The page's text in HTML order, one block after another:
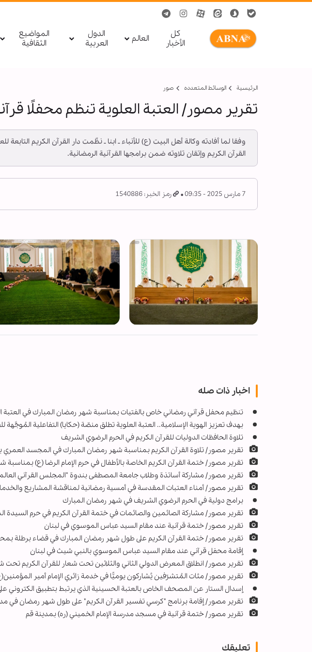
کل
الأخبار
العالم
الدول
العربیة
المواضيع
الثقافية
الرئيسية الوسائط المتعدده صور
تقرير مصور/ العتبة العلوية تنظم محفلًا
وفقا لما أفادته وكالة أهل البيت (ع) للأنباء ـ ابنا ـ نظّمت دار القرآن الكريم
القرآن الكريم وإتقان تلاوته ضمن برامجها القرآنية الرمضانية.
7 مارس 2025 - 09:35 رمز الخبر: 1540886
اخبار ذات صله
تنظيم محفل قرآني رمضاني خاص بالفتيات بمناسبة شهر رمضان المبارك في العتبة
بهدف تعزيز الهوية الإسلامية.. العتبة العلوية تطلق منصّة (حكايا) التفاعلية المُوجَّهة
تلاوة الحافظات الدولیات للقرآن الکریم في الحرم الرضوي الشریف
تقرير مصور/ تلاوة القرآن الكريم بمناسبة شهر رمضان المبارك في المجسد العمري
تقرير مصور/ ختمة القرآن الكريم الخاصة بالأطفال في حرم الإمام الرضا (ع) بمناسبة
تقرير مصور/ مشاركة أساتذة وطلاب جامعة المصطفى بندوة "المجلس القرآني
تقرير مصور/ أمناء العتبات المقدسة في أمسية رمضانية لمناقشة المشاريع
برامج دولیة في الحرم الرضوي الشریف في شهر رمضان المبارك
تقرير مصور/ مشاركة الصائمين والصائمات في ختمة القرآن الكريم في حرم السيدة
تقرير مصور/ ختمة قرآنية عند مقام السيد عباس الموسوي في لبنان
تقرير مصور/ ختمة القرآن الكريم على طول شهر رمضان المبارك في قضاء برطلة
إقامة محفل قرآني عند مقام السيد عباس الموسوي بالنبي شيث في لبنان
تقرير مصور/ انطلاق المعرض الدولي الثاني والثلاثين تحت شعار للقرآن الكريم تحت
تقرير مصور/ مئات المُتشرّفين يُشاركون يوميًّا في خدمة زائري الإمام أمير
إسدال الستار عن المصحف الخاص بالعتبة الحسينية الذي يرتبط بتطبيق الكتروني
تقرير مصور/ إقامة برنامج "كرسي تفسير القرآن الكريم" على طول شهر رمضان في
تقرير مصور/ ختمة قرآنية في مسجد مدرسة الإمام الخميني (ره) بمدينة قم
تعليقك